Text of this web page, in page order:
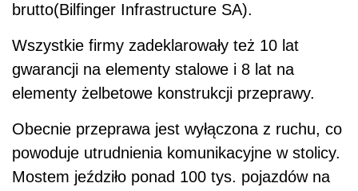
brutto(Bilfinger Infrastructure SA).
Wszystkie firmy zadeklarowały też 10 lat
gwarancji na elementy stalowe i 8 lat na
elementy żelbetowe konstrukcji przeprawy.
Obecnie przeprawa jest wyłączona z ruchu, co
powoduje utrudnienia komunikacyjne w stolicy.
Mostem jeździło ponad 100 tys. pojazdów na